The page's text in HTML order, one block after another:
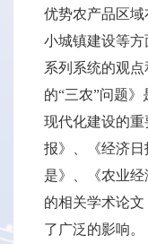
优势农产品区域
小城镇建设等
系列系统的观
的“三农”问题
现代化建设的
报》、《经济
是》、《农业
的相关学术论
了广泛的影响。